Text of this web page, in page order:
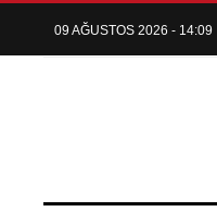
09 AĞUSTOS 2026 - 14:09